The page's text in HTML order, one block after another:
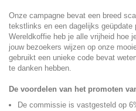
Onze campagne bevat een breed
tekstlinks en een dagelijks geüpdate
Wereldkoffie heb je alle vrijheid hoe
jouw bezoekers wijzen op onze
gebruikt een unieke code bevat
te danken hebben.
De voordelen van het promoten
De commissie is vastgesteld op